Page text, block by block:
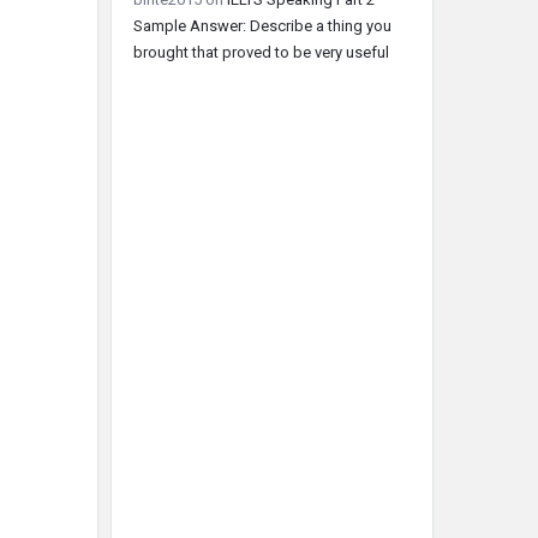
Sample Answer: Describe a thing you
brought that proved to be very useful